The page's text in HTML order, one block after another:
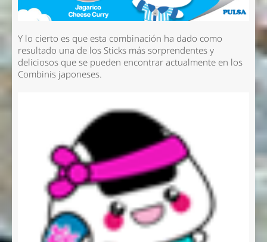
Y lo cierto es que esta combinación ha dado como
resultado una de los Sticks más sorprendentes y
deliciosos que se pueden encontrar actualmente en los
Combinis japoneses.